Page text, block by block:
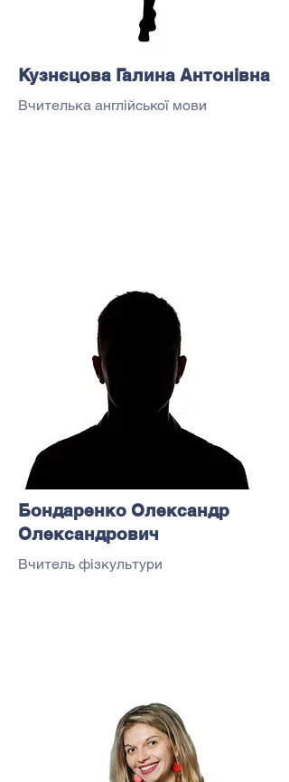
Кузнєцова Галина Антонівна
Вчителька англійської мови
Бондаренко Олександр
Олександрович
Вчитель фізкультури